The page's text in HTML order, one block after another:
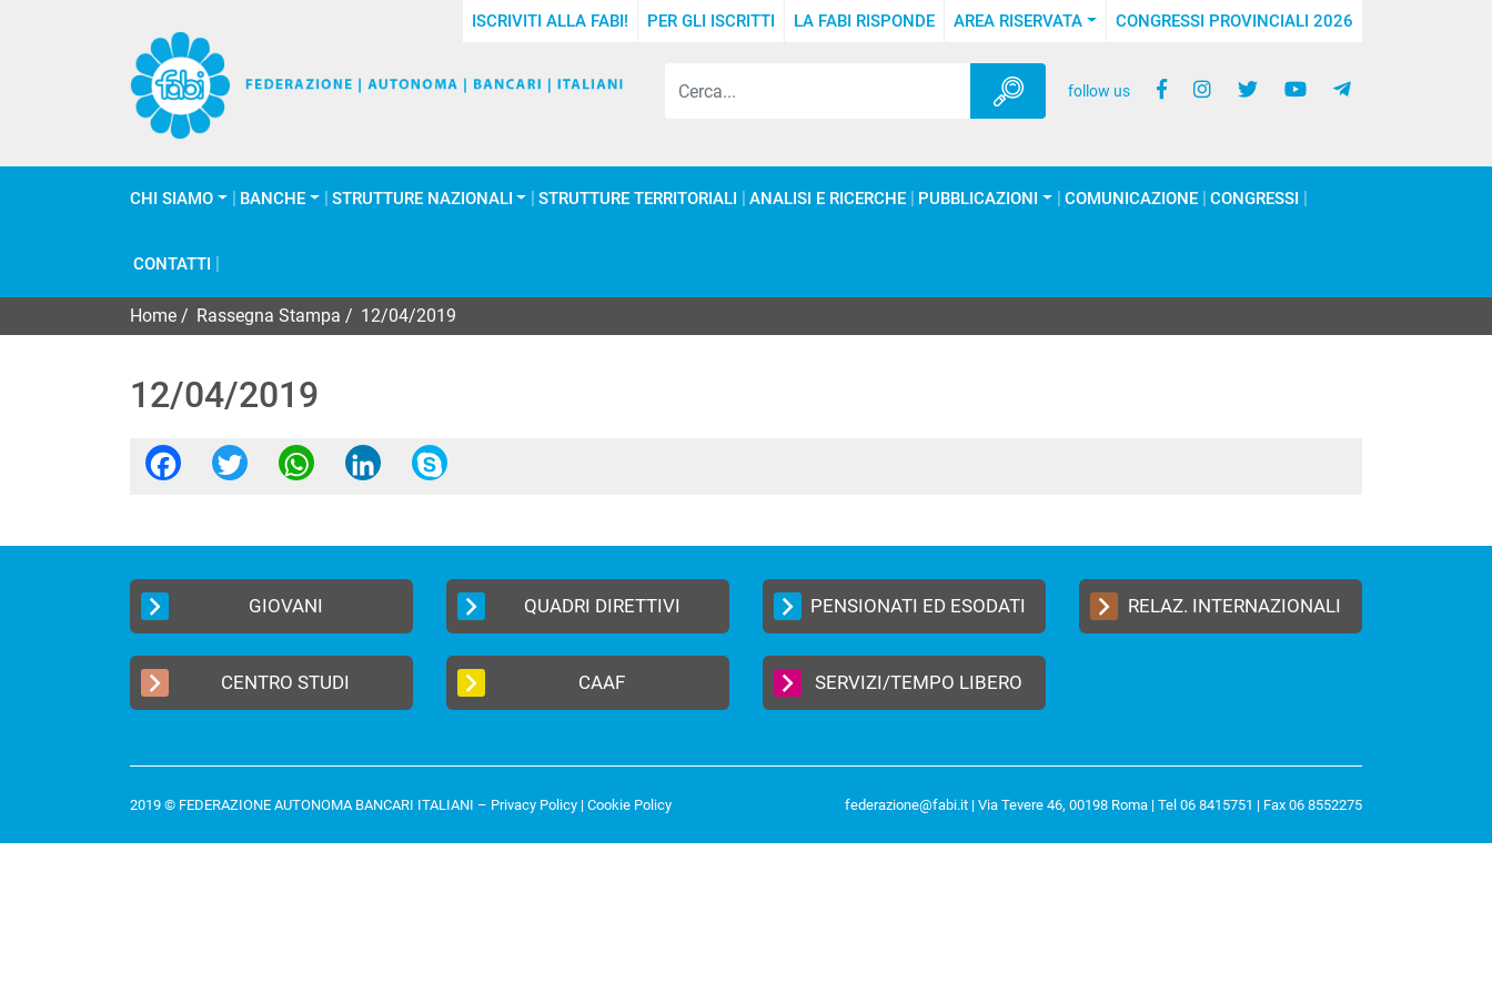
ISCRIVITI ALLA FABI! PER GLI ISCRITTI LA FABI RISPONDE AREA RISERVATA CONGRESSI PROVINCIALI 2026
follow us
CHI SIAMO BANCHE STRUTTURE NAZIONALI STRUTTURE TERRITORIALI ANALISI E RICERCHE PUBBLICAZIONI COMUNICAZIONE CONGRESSI
CONTATTI
Home Rassegna Stampa 12/04/2019
12/04/2019
FacebookTwitterWhatsApp
LinkedIn
GIOVANI QUADRI DIRETTIVI PENSIONATI ED ESODATI RELAZ. INTERNAZIONALI
CENTRO STUDI CAAF SERVIZI/TEMPO LIBERO
2019 © FEDERAZIONE AUTONOMA BANCARI ITALIANI – Privacy Policy | Cookie Policy federazione@fabi.it | Via Tevere 46, 00198 Roma | Tel 06 8415751 | Fax 06 8552275